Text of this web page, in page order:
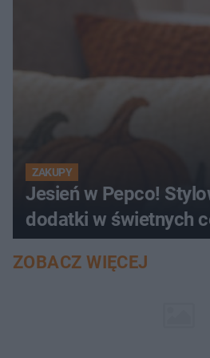
ZAKUPY
Jesień w Pepco!
dodatki w świetnych
ZOBACZ WIĘCEJ